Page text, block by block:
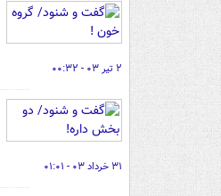
۲ تیر ۰۳ - ۰۰:۳۲
۳۱ خرداد ۰۳ - ۰۱:۰۱